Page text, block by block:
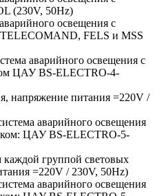
(230V, 50Hz)
освещения с
FELS и MSS
аварийного освещения с
ЦАУ BS-ELECTRO-4-
напряжение питания =220V /
аварийного освещения
ЦАУ BS-ELEСTRO-5-
группой световых
=220V / 230V, 50Hz)
аварийного освещения